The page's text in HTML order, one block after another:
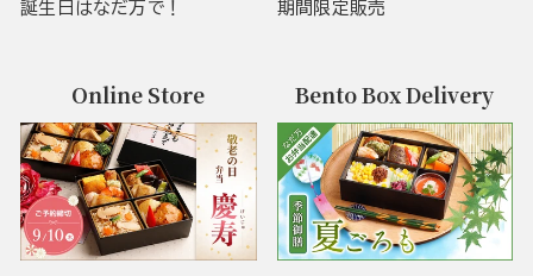
誕生日はなだ万で！ 期間限定販売
Online Store Bento Box Delivery